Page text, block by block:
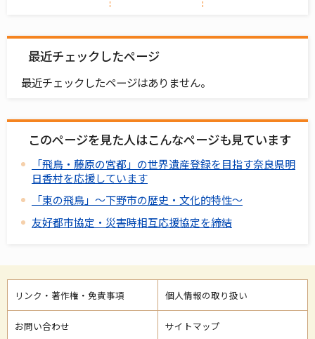
最近チェックしたページ
最近チェックしたページはありません。
このページを見た人はこんなページも見ています
「飛鳥・藤原の宮都」の世界遺産登録を目指す奈良県明
日香村を応援しています
「東の飛鳥」～下野市の歴史・文化的特性～
友好都市協定・災害時相互応援協定を締結
リンク・著作権・免責事項 個人情報の取り扱い
お問い合わせ サイトマップ